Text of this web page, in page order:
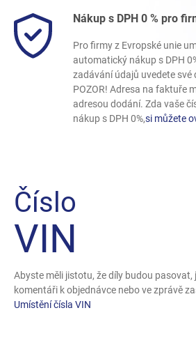
Nákup s DPH 0 % pro
Pro firmy z Evropské unie
automatický nákup s DPH
zadávání údajů uvedete své
POZOR! Adresa na faktuře
adresou dodání. Zda vaše
nákup s DPH 0%,si můžete
Číslo
VIN
Abyste měli jistotu, že díly budou pasovat,
komentáři k objednávce nebo ve zprávě
Umístění čísla VIN